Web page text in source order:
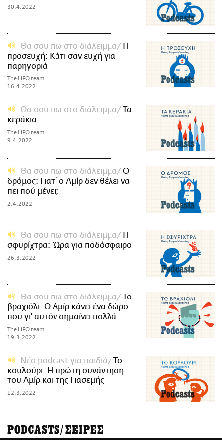
30.4.2022
Θα σου πω στο διάλειμμα
Η
προσευχή: Κάτι σαν ευχή για
παρηγοριά
The LiFO team
16.4.2022
Θα σου πω στο διάλειμμα
Τα
κεράκια
The LiFO team
9.4.2022
Θα σου πω στο διάλειμμα
Ο
δρόμος: Γιατί ο Αμίρ δεν θέλει να
πει πού μένει;
2.4.2022
Θα σου πω στο διάλειμμα
Η
σφυρίχτρα: Ώρα για ποδόσφαιρο
26.3.2022
Θα σου πω στο διάλειμμα
Το
βραχιόλι: Ο Αμίρ κάνει ένα δώρο
που γι' αυτόν σημαίνει πολλά
The LiFO team
19.3.2022
Νέο podcast για παιδιά
Το
κουλούρι: Η πρώτη συνάντηση
του Αμίρ και της Γιασεμής
12.3.2022
PODCASTS/ΣΕΙΡΕΣ